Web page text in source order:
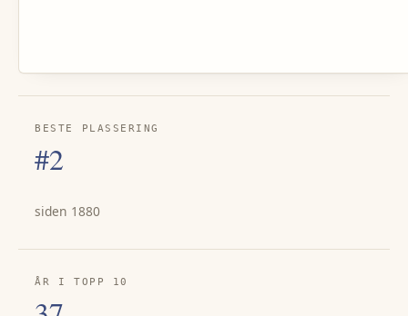
BESTE PLASSERING
#2
siden 1880
ÅR I TOPP 10